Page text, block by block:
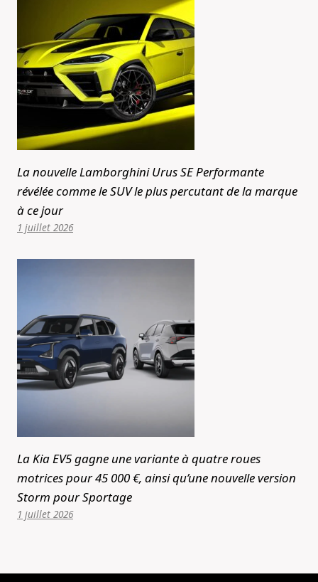
La nouvelle Lamborghini Urus SE Performante
révélée comme le SUV le plus percutant de la marque
à ce jour
1 juillet 2026
La Kia EV5 gagne une variante à quatre roues
motrices pour 45 000 €, ainsi qu’une nouvelle version
Storm pour Sportage
1 juillet 2026